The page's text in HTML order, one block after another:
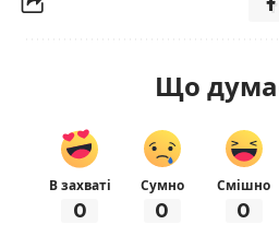
Що
В захваті
0
Сумно
0
Смішно
0